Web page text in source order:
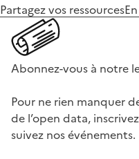
Partagez vos ressources
Abonnez-vous à notre
Pour ne rien manquer
de l’open data,
suivez nos événements.